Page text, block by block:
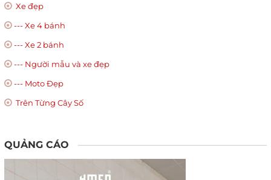
Xe đẹp
--- Xe 4 bánh
--- Xe 2 bánh
--- Người mẫu và xe đẹp
--- Moto Đẹp
Trên Từng Cây Số
QUẢNG CÁO